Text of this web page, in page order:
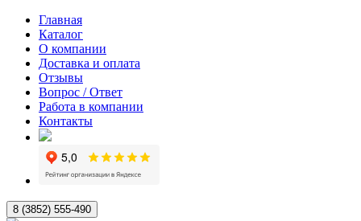
Главная
Каталог
О компании
Доставка и оплата
Отзывы
Вопрос / Ответ
Работа в компании
Контакты
8 (3852) 555-490